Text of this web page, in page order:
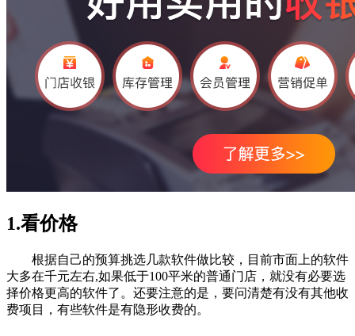
1.看价格
根据自己的预算挑选几款软件做比较，目前市面上的软件
大多在千元左右,如果低于100平米的普通门店，就没有必要选
择价格更高的软件了。还要注意的是，要问清楚有没有其他收
费项目，有些软件是有隐形收费的。